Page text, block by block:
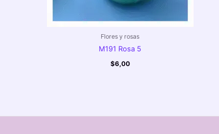
Flores y rosas
M191 Rosa 5
$6,00